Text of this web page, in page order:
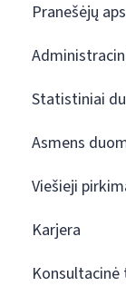
Pranešėjų
Statistiniai
Asmens
Viešieji
Karjera
Konsultacinė